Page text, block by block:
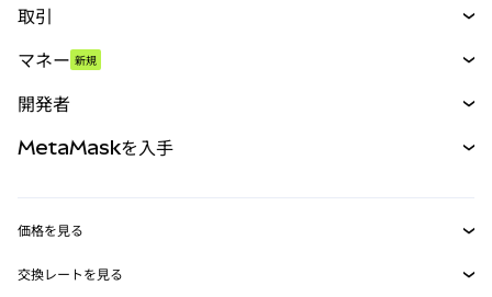
取引
パーペチュアル
RWA
マネー 新規
開発者
MetaMask Connect
MetaMaskを入手
価格を見る
イーサリアムの価格
交換レートを見る